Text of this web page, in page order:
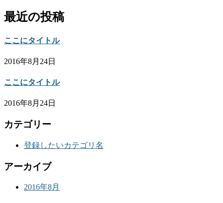
最近の投稿
ここにタイトル
2016年8月24日
ここにタイトル
2016年8月24日
カテゴリー
登録したいカテゴリ名
アーカイブ
2016年8月